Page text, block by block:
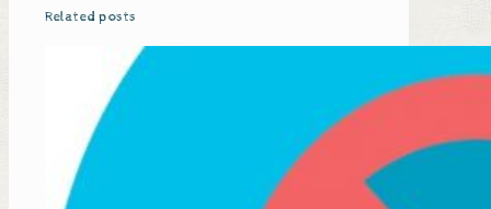
Related posts